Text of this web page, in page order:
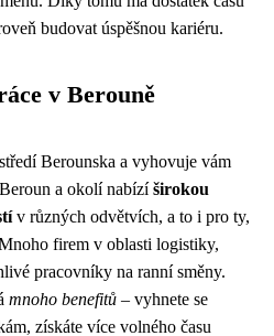
budovat úspěšnou kariéru.
v Berouně
Berounska a vyhovuje vám
a okolí nabízíširokou
v různých odvětvích, a to i pro ty,
firem v oblasti logistiky,
pracovníky na ranní směny.
mnoho benefitů – vyhnete se
získáte více volného času